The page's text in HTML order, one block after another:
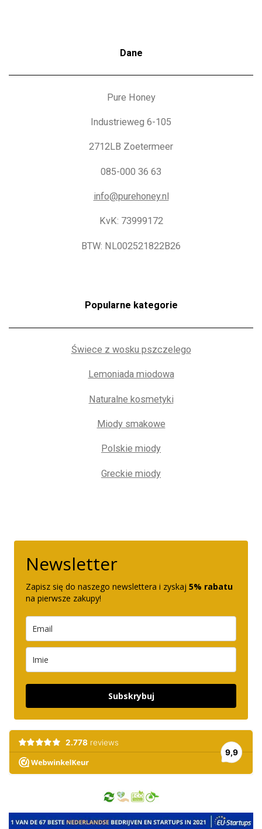
Dane
Pure Honey
Industrieweg 6-105
2712LB Zoetermeer
085-000 36 63
info@purehoney.nl
KvK: 73999172
BTW: NL002521822B26
Popularne kategorie
Świece z wosku pszczelego
Lemoniada miodowa
Naturalne kosmetyki
Miody smakowe
Polskie miody
Greckie miody
Newsletter
Zapisz się do naszego newslettera i zyskaj 5% rabatu
na pierwsze zakupy!
Subskrybuj